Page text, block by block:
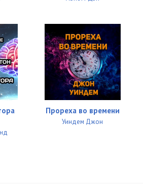
Прореха во времени
Уиндем Джон